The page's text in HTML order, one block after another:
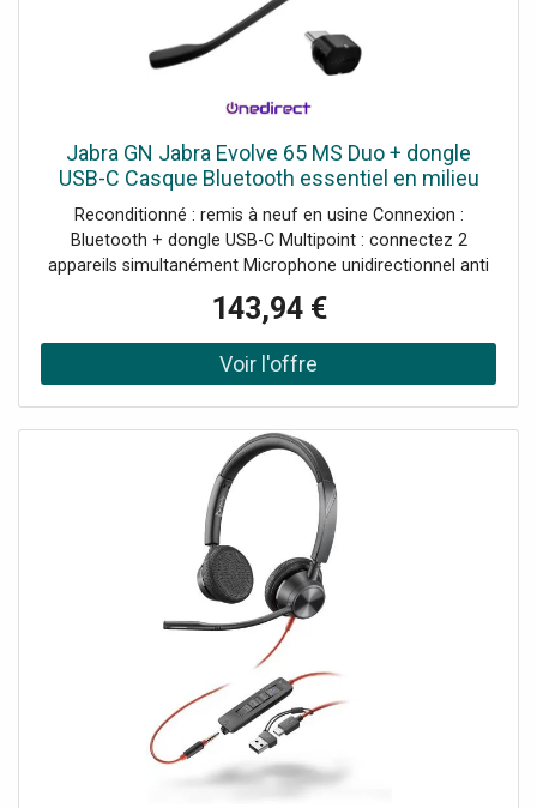
Jabra GN Jabra Evolve 65 MS Duo + dongle
USB-C Casque Bluetooth essentiel en milieu
professionnel, avec certification Microsoft
Teams et dongle USB-C.
Reconditionné : remis à neuf en usine Connexion :
Bluetooth + dongle USB-C Multipoint : connectez 2
appareils simultanément Microphone unidirectionnel anti
jusqu'à 14 heures en écoute Voyant d'occupation intégré
sur le casque Branchement facile et rapide : Plug & Play
Certifié Microsoft Teams et optimisé UC
143,94 €